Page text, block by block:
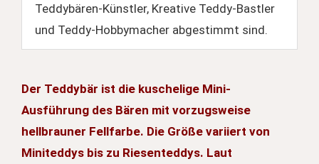
Teddybären-Künstler, Kreative Teddy-Bastler
und Teddy-Hobbymacher abgestimmt sind.
Der Teddybär ist die kuschelige Mini-
Ausführung des Bären mit vorzugsweise
hellbrauner Fellfarbe. Die Größe variiert von
Miniteddys bis zu Riesenteddys. Laut